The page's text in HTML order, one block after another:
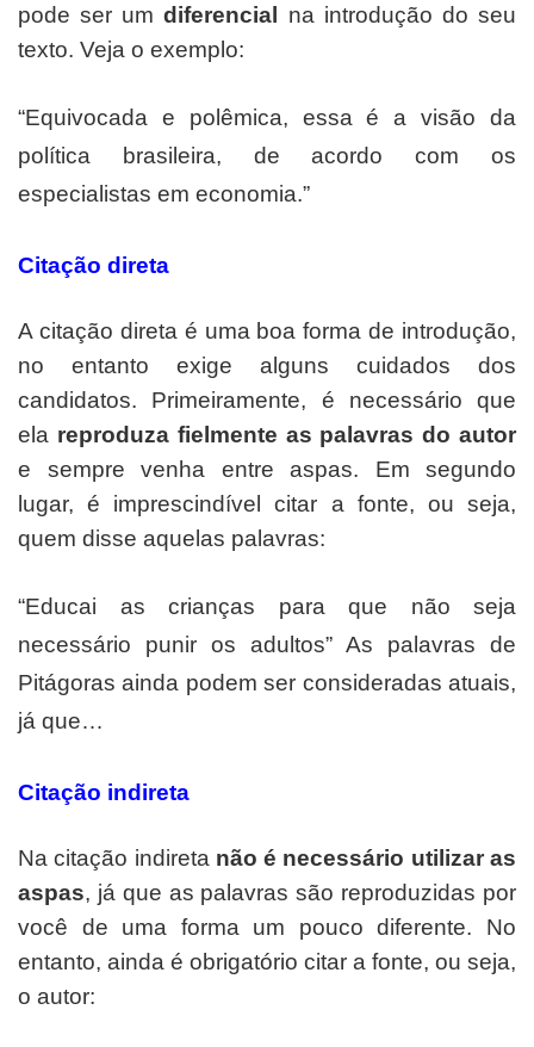
pode ser umdiferencial na introdução do seu
texto. Veja o exemplo:
“Equivocada e polêmica, essa é a visão da
política brasileira, de acordo com os
especialistas em economia.”
Citação direta
A citação direta é uma boa forma de introdução,
no entanto exige alguns cuidados dos
candidatos. Primeiramente, é necessário que
ela reproduza fielmente as palavras do autor
e sempre venha entre aspas. Em segundo
lugar, é imprescindível citar a fonte, ou seja,
quem disse aquelas palavras:
“Educai as crianças para que não seja
necessário punir os adultos” As palavras de
Pitágoras ainda podem ser consideradas atuais,
já que…
Citação indireta
Na citação indireta não é necessário utilizar as
aspas, já que as palavras são reproduzidas por
você de uma forma um pouco diferente. No
entanto, ainda é obrigatório citar a fonte, ou seja,
o autor: